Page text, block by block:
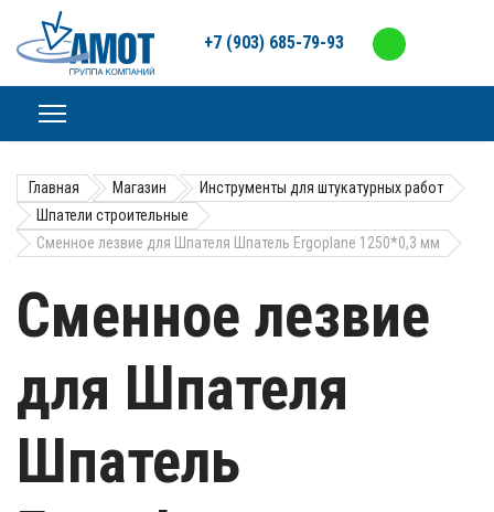
+7 (903) 685-79-93
Главная Магазин
Инструменты для штукатурных работ
Шпатели строительные
Сменное лезвие для Шпателя Шпатель Ergoplane 1250*0,3 мм
Сменное лезвие
для Шпателя
Шпатель